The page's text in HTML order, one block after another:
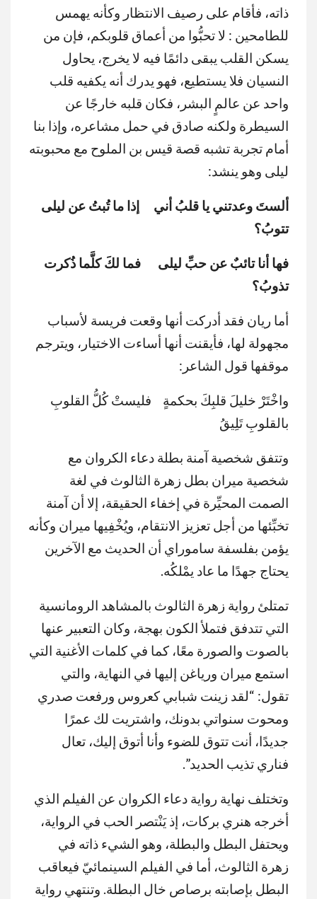
ذاته، فأقام على رصيف الانتظار وكأنه يهمس
للطامحين : لا تحبُّوا من أعماق قلوبكم، فإن من
يسكن القلب يبقى دائمًا فيه لا يخرج، يحاول
النسيان فلا يستطيع، فهو يدرك أنه يكفيه قلب
واحد عن عالمٍ البشر، فكان قلبه خارجًا عن
السيطرة ولكنه صادق في حمل مشاعره، وإذا بنا
أمام تجربة تشبه قصة قيس بن الملوح مع محبوبته
ليلى وهو ينشد:
ألستَ وعدتني يا قلبُ أني إذا ما تُبتُ عن ليلى
تتوبُ؟
فها أنا تائبٌ عن حبِّ ليلى فما لكَ كلَّما ذُكرت
تذوبُ؟
أما ريان فقد أدركت أنها وقعت فريسة لأسباب
مجهولة لها، فأيقنت أنها أساءت الاختيار، ويترجم
موقفها قول الشاعر:
واخْتَرْ خليلَ قلبِكَ بحكمةٍ فليستْ كُلُّ القلوبِ
بالقلوبِ تَلِيقُ
وتتفق شخصية آمنة بطلة دعاء الكروان مع
شخصية ميران بطل زهرة الثالوث في لغة
الصمت المحيِّرة في إخفاء الحقيقة، إلا أن آمنة
تخبِّئها من أجل تعزيز الانتقام، ويُخْفِيها ميران وكأنه
يؤمن بفلسفة ساموراي أن الحديث مع الآخرين
يحتاج جهدًا ما عاد يمْلكُه.
تمتلئ رواية زهرة الثالوث بالمشاهد الرومانسية
التي تتدفق فتملأ الكون بهجة، وكان التعبير عنها
بالصوت والصورة معًا، كما في كلمات الأغنية التي
استمع ميران ورياغن إليها في النهاية، والتي
تقول: “لقد زينت شبابي كعروس ورفعت صدري
ومحوت سنواتي بدونك، واشتريت لك عمرًا
جديدًا، أنت تتوق للضوء وأنا أتوق إليك، تعال
فناري تذيب الحديد”.
وتختلف نهاية رواية دعاء الكروان عن الفيلم الذي
أخرجه هنري بركات، إذ يَنْتصر الحب في الرواية،
ويحتفل البطل والبطلة، وهو الشيء ذاته في
زهرة الثالوث، أما في الفيلم السينمائيّ فيعاقب
البطل بإصابته برصاص خال البطلة. وتنتهي رواية